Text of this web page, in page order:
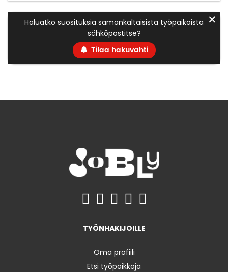
Haluatko suosituksia samankaltaisista työpaikoista
sähköpostitse?
Tilaa hakuvahti
✕
TYÖNHAKIJOILLE
Oma profiili
Etsi työpaikkoja